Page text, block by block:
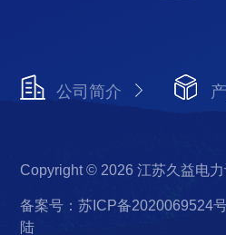
公司简介
Copyright © 2026 江苏久益电
备案号：苏ICP备2020069524
陆